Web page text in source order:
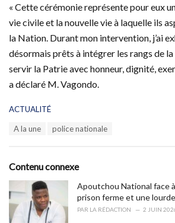
« Cette cérémonie représente pour eux
vie civile et la nouvelle vie à laquelle ils
la Nation. Durant mon intervention, j’ai
désormais prêts à intégrer les rangs de
servir la Patrie avec honneur, dignité,
a déclaré M. Vagondo.
C
o
r
i
e
s
:
ACTUALITÉ
:
A la une police nationale
Contenu connexe
Apoutchou National face
prison ferme et une
PAR LA RÉDACTION 2 JUIN